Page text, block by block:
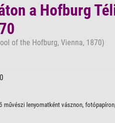
a Hofburg
of the Hofburg, Vienna, 1870)
művészi lenyomatként vásznon,